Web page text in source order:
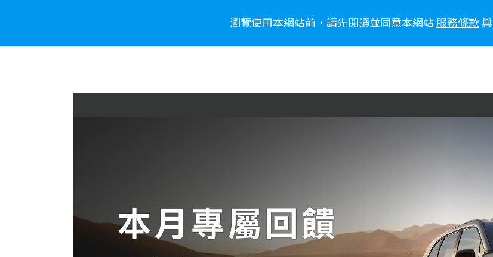
瀏覽使用本網站前，請先閱讀並同意本網站服務條款與
購車資訊 車主專區 生活風格 新聞報導